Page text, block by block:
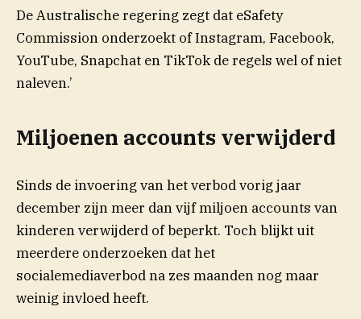
De Australische regering zegt dat eSafety
Commission onderzoekt of Instagram, Facebook,
YouTube, Snapchat en TikTok de regels wel of niet
naleven.’
Miljoenen accounts verwijderd
Sinds de invoering van het verbod vorig jaar
december zijn meer dan vijf miljoen accounts van
kinderen verwijderd of beperkt. Toch blijkt uit
meerdere onderzoeken dat het
socialemediaverbod na zes maanden nog maar
weinig invloed heeft.